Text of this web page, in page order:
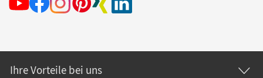
Ihre Vorteile bei uns